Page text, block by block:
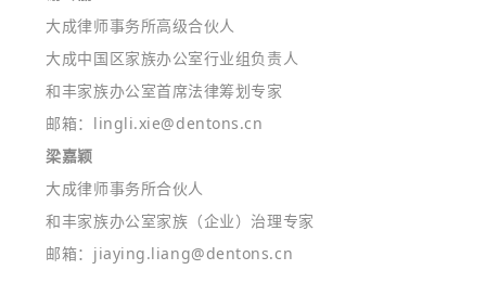
大成律师事务所高级合伙人
大成中国区家族办公室行业组负责人
和丰家族办公室首席法律筹划专家
邮箱：lingli.xie@dentons.cn
梁嘉颖
大成律师事务所合伙人
和丰家族办公室家族（企业）治理专家
邮箱：jiaying.liang@dentons.cn